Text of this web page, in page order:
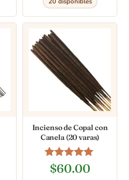
Incienso de Copal con
Canela (20 varas)
Valorado en
4.86
$60.00